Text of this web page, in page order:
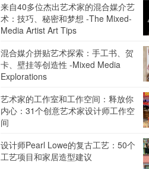
来自40多位杰出艺术家的混合媒介艺
术：技巧、秘密和梦想 -The Mixed-
Media Artist Art Tips
混合媒介拼贴艺术探索：手工书、贺
卡、壁挂等创造性 -Mixed Media
Explorations
艺术家的工作室和工作空间：释放你
内心：31个创意艺术家设计师工作空
间
设计师Pearl Lowe的复古工艺：50个
工艺项目和家居造型建议